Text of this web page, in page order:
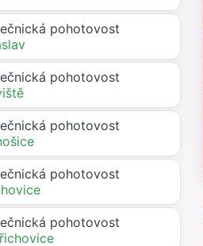
pohotovost
pohotovost
pohotovost
pohotovost
pohotovost